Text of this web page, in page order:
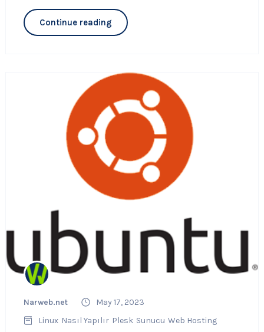
Continue reading
Narweb.net
May 17, 2023
Linux Nasıl Yapılır Plesk Sunucu Web Hosting